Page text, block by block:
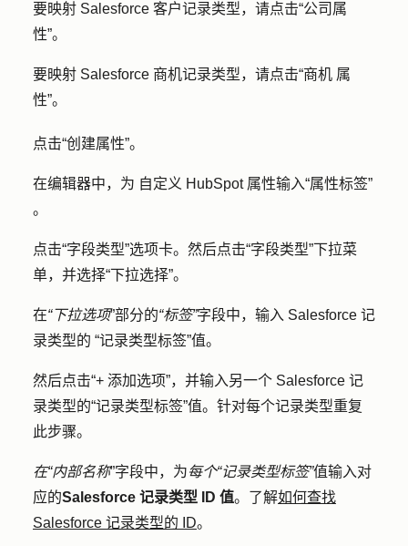
要映射 Salesforce 客户记录类型，请点击“公司属
性”。
要映射 Salesforce 商机记录类型，请点击“商机 属
性”。
点击“创建属性”。
在编辑器中， 为 自定义 HubSpot 属性输入“属性标签”
。
点击“字段类型”选项卡。然后点击“字段类型”下拉菜
单，并选择“下拉选择”。
在“下拉选项”部分的“标签”字段中，输入 Salesforce 记
录类型的 “记录类型标签”值。
然后点击“+ 添加选项”，并输入另一个 Salesforce 记
录类型的“记录类型标签”值。针对每个记录类型重复
此步骤。
在“内部名称”字段中，为每个“记录类型标签”值输入对
应的Salesforce 记录类型 ID 值。了解如何查找
Salesforce 记录类型的 ID。